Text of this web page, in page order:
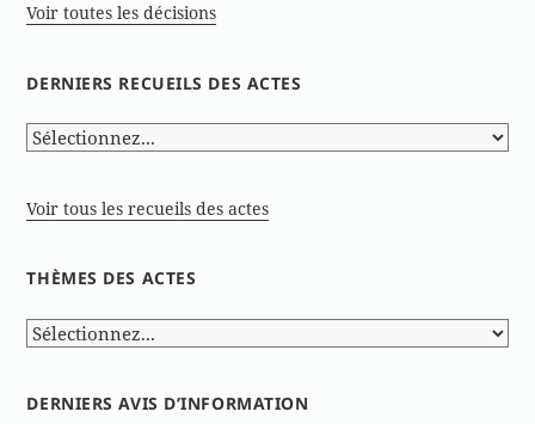
Voir toutes les décisions
DERNIERS RECUEILS DES ACTES
Voir tous les recueils des actes
THÈMES DES ACTES
DERNIERS AVIS D’INFORMATION